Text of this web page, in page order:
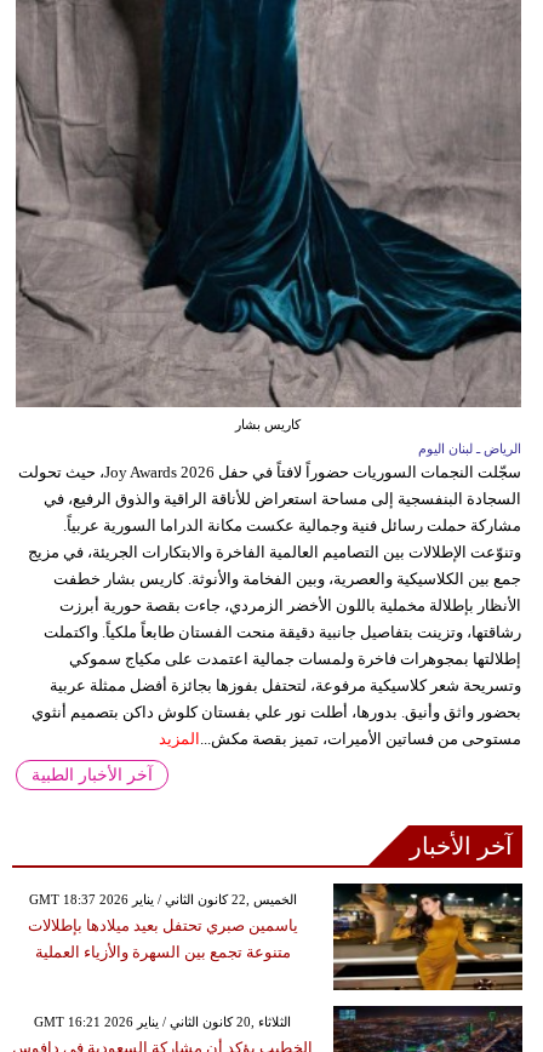
كاريس بشار
الرياض ـ لبنان اليوم
سجّلت النجمات السوريات حضوراً لافتاً في حفل Joy Awards 2026، حيث تحولت
السجادة البنفسجية إلى مساحة استعراض للأناقة الراقية والذوق الرفيع، في
مشاركة حملت رسائل فنية وجمالية عكست مكانة الدراما السورية عربياً.
وتنوّعت الإطلالات بين التصاميم العالمية الفاخرة والابتكارات الجريئة، في مزيج
جمع بين الكلاسيكية والعصرية، وبين الفخامة والأنوثة. كاريس بشار خطفت
الأنظار بإطلالة مخملية باللون الأخضر الزمردي، جاءت بقصة حورية أبرزت
رشاقتها، وتزينت بتفاصيل جانبية دقيقة منحت الفستان طابعاً ملكياً. واكتملت
إطلالتها بمجوهرات فاخرة ولمسات جمالية اعتمدت على مكياج سموكي
وتسريحة شعر كلاسيكية مرفوعة، لتحتفل بفوزها بجائزة أفضل ممثلة عربية
بحضور واثق وأنيق. بدورها، أطلت نور علي بفستان كلوش داكن بتصميم أنثوي
مستوحى من فساتين الأميرات، تميز بقصة مكش... المزيد
آخر الأخبار الطبية
آخر الأخبار
GMT 18:37 2026 الخميس ,22 كانون الثاني / يناير
ياسمين صبري تحتفل بعيد ميلادها بإطلالات
متنوعة تجمع بين السهرة والأزياء العملية
GMT 16:21 2026 الثلاثاء ,20 كانون الثاني / يناير
الخطيب يؤكد أن مشاركة السعودية في دافوس